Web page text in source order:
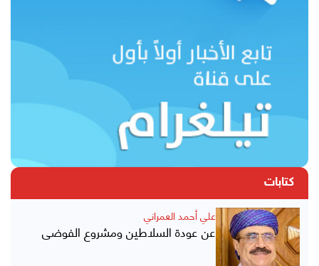
كتابات
علي أحمد العمراني
عن عودة السلاطين ومشروع الفوضى